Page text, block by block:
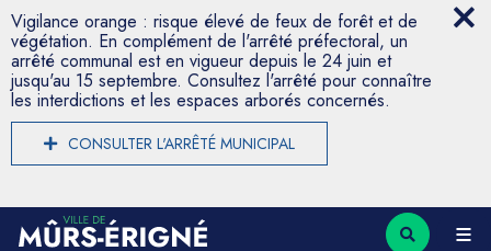
Vigilance orange : risque élevé de feux de forêt et de
végétation. En complément de l'arrêté préfectoral, un
arrêté communal est en vigueur depuis le 24 juin et
jusqu'au 15 septembre. Consultez l'arrêté pour connaître
les interdictions et les espaces arborés concernés.
CONSULTER L'ARRÊTÉ MUNICIPAL